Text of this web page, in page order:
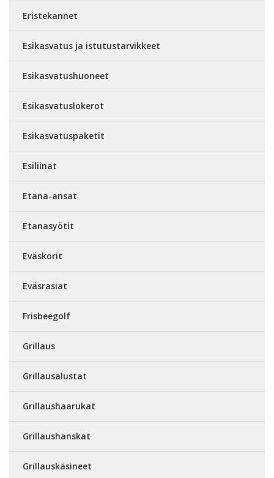
Eristekannet
Esikasvatus ja istutustarvikkeet
Esikasvatushuoneet
Esikasvatuslokerot
Esikasvatuspaketit
Esiliinat
Etana-ansat
Etanasyötit
Eväskorit
Eväsrasiat
Frisbeegolf
Grillaus
Grillausalustat
Grillaushaarukat
Grillaushanskat
Grillauskäsineet